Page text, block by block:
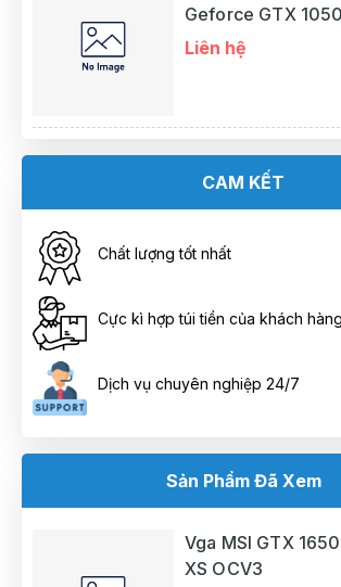
Geforce GTX
Liên hệ
CAM KẾT
Chất lượng tốt nhất
Cực kì hợp túi tiền của khách hàng
Dịch vụ chuyên nghiệp 24/7
Sản Phẩm Đã Xem
Vga MSI GTX
XS OCV3